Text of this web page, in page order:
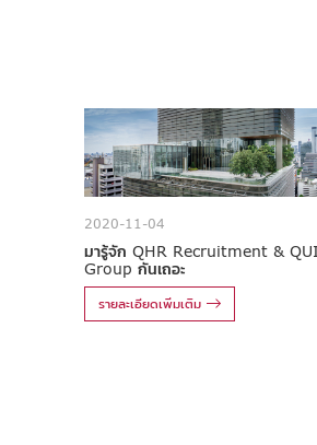
2020-11-04
มารู้จัก QHR Recruitment &
Group กันเถอะ
รายละเอียดเพิ่มเติม